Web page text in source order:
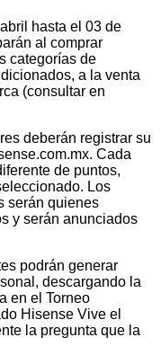
hasta el 03 de
al comprar
categorías de
a la venta
(consultar en
deberán registrar su
Cada
de puntos,
Los
serán quienes
y serán anunciados
podrán generar
descargando la
en el Torneo
Hisense Vive el
la pregunta que la